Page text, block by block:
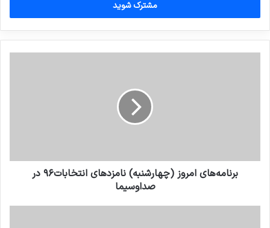
وارد
کنید
برنامه‌های امروز (چهارشنبه) نامزدهای انتخابات۹۶ در
صداوسیما